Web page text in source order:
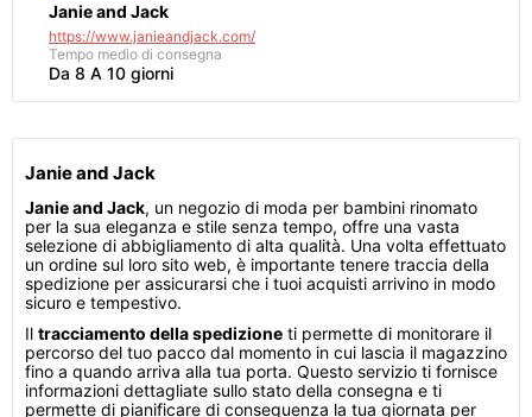
Janie and Jack
https://www.janieandjack.com/
Tempo medio di consegna
Da 8 A 10 giorni
Janie and Jack
Janie and Jack, un negozio di moda per bambini rinomato
per la sua eleganza e stile senza tempo, offre una vasta
selezione di abbigliamento di alta qualità. Una volta effettuato
un ordine sul loro sito web, è importante tenere traccia della
spedizione per assicurarsi che i tuoi acquisti arrivino in modo
sicuro e tempestivo.
Il tracciamento della spedizione ti permette di monitorare il
percorso del tuo pacco dal momento in cui lascia il magazzino
fino a quando arriva alla tua porta. Questo servizio ti fornisce
informazioni dettagliate sullo stato della consegna e ti
permette di pianificare di conseguenza la tua giornata per